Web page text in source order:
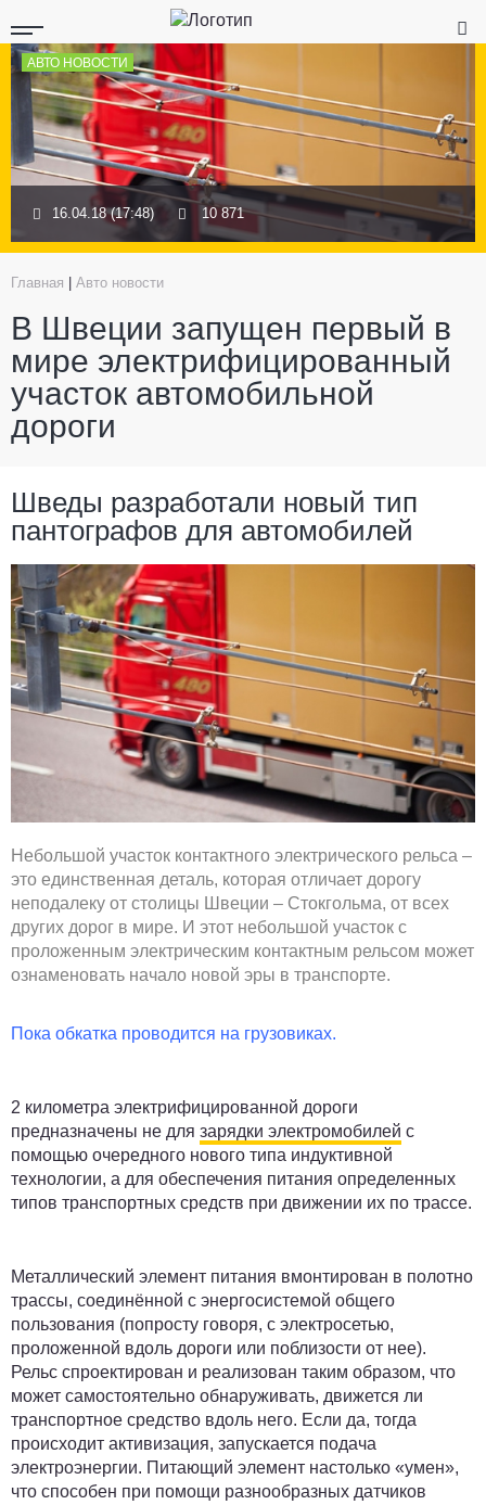
АВТО НОВОСТИ
16.04.18 (17:48) 10 871
Главная Авто новости
В Швеции запущен первый в
мире электрифицированный
участок автомобильной
дороги
Шведы разработали новый тип
пантографов для автомобилей
Небольшой участок контактного электрического рельса –
это единственная деталь, которая отличает дорогу
неподалеку от столицы Швеции – Стокгольма, от всех
других дорог в мире. И этот небольшой участок с
проложенным электрическим контактным рельсом может
ознаменовать начало новой эры в транспорте.
Пока обкатка проводится на грузовиках.
2 километра электрифицированной дороги
предназначены не для зарядки электромобилей с
помощью очередного нового типа индуктивной
технологии, а для обеспечения питания определенных
типов транспортных средств при движении их по трассе.
Металлический элемент питания вмонтирован в полотно
трассы, соединённой с энергосистемой общего
пользования (попросту говоря, с электросетью,
проложенной вдоль дороги или поблизости от нее).
Рельс спроектирован и реализован таким образом, что
может самостоятельно обнаруживать, движется ли
транспортное средство вдоль него. Если да, тогда
происходит активизация, запускается подача
электроэнергии. Питающий элемент настолько «умен»,
что способен при помощи разнообразных датчиков